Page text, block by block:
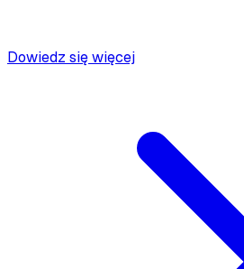
Dowiedz się więcej